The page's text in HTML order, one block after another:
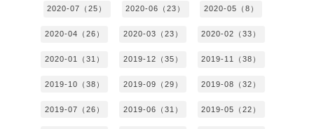
2020-07（25） 2020-06（23） 2020-05（8）
2020-04（26） 2020-03（23） 2020-02（33）
2020-01（31） 2019-12（35） 2019-11（38）
2019-10（38） 2019-09（29） 2019-08（32）
2019-07（26） 2019-06（31） 2019-05（22）